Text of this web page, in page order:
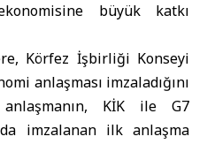
büyük katkı
Körfez İşbirliği Konseyi
anlaşması imzaladığını
KİK ile G7
imzalanan ilk anlaşma